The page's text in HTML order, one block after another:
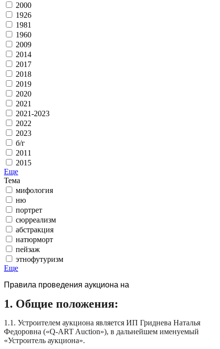
2000
1926
1981
1960
2009
2014
2017
2018
2019
2020
2021
2021-2023
2022
2023
б/г
2011
2015
Еще
Тема
мифология
ню
портрет
сюрреализм
абстракция
натюрморт
пейзаж
этнофутуризм
Еще
Правила проведения аукциона на
1. Общие положения:
1.1. Устроителем аукциона является ИП Гриднева Наталья
Федоровна («Q-ART Auction»), в дальнейшем именуемый
«Устроитель аукциона».